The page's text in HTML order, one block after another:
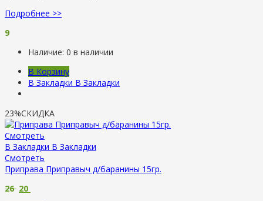
Подробнее >>
9
Наличие: 0 в наличии
В Корзину
В Закладки В Закладки
23%СКИДКА
Смотреть
В Закладки В Закладки
Смотреть
Приправа Приправыч д/баранины 15гр.
26 20